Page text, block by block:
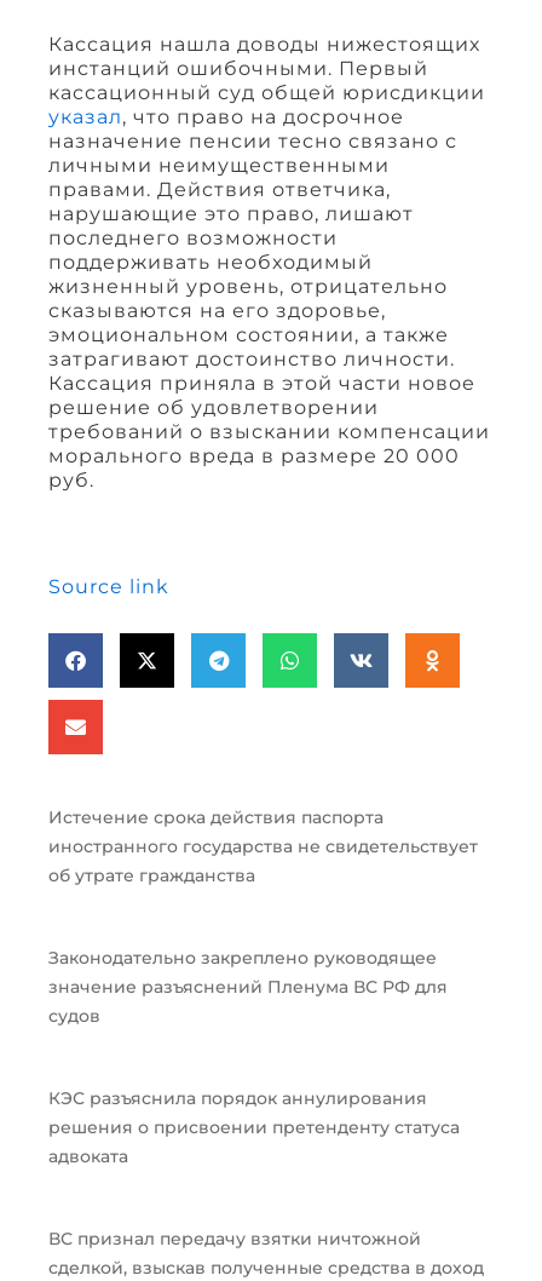
Кассация нашла доводы нижестоящих
инстанций ошибочными. Первый
кассационный суд общей юрисдикции
указал, что право на досрочное
назначение пенсии тесно связано с
личными неимущественными
правами. Действия ответчика,
нарушающие это право, лишают
последнего возможности
поддерживать необходимый
жизненный уровень, отрицательно
сказываются на его здоровье,
эмоциональном состоянии, а также
затрагивают достоинство личности.
Кассация приняла в этой части новое
решение об удовлетворении
требований о взыскании компенсации
морального вреда в размере 20 000
руб.
Source link
Истечение срока действия паспорта
иностранного государства не свидетельствует
об утрате гражданства
Законодательно закреплено руководящее
значение разъяснений Пленума ВС РФ для
судов
КЭС разъяснила порядок аннулирования
решения о присвоении претенденту статуса
адвоката
ВС признал передачу взятки ничтожной
сделкой, взыскав полученные средства в доход